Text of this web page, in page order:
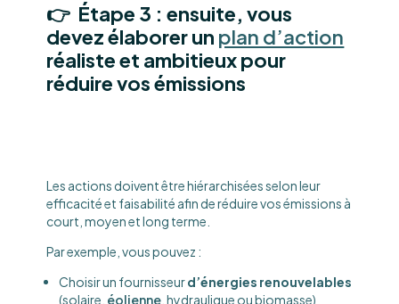
👉 Étape 3 : ensuite, vous
devez élaborer un plan d’action
réaliste et ambitieux pour
réduire vos émissions
Les actions doivent être hiérarchisées selon leur
efficacité et faisabilité afin de réduire vos émissions à
court, moyen et long terme.
Par exemple, vous pouvez :
Choisir un fournisseurd’énergies renouvelables
(solaire, éolienne , hydraulique ou biomasse)